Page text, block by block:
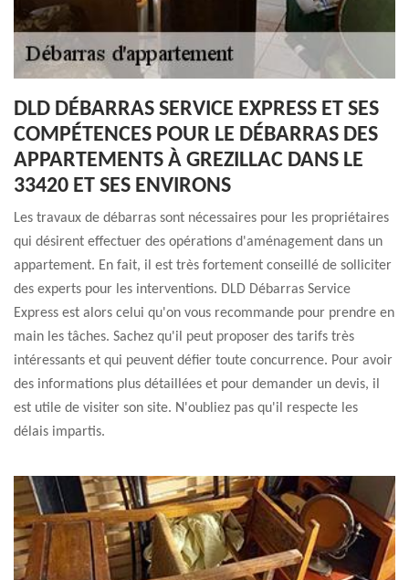
DLD DÉBARRAS SERVICE EXPRESS ET SES
COMPÉTENCES POUR LE DÉBARRAS DES
APPARTEMENTS À GREZILLAC DANS LE
33420 ET SES ENVIRONS
Les travaux de débarras sont nécessaires pour les propriétaires
qui désirent effectuer des opérations d'aménagement dans un
appartement. En fait, il est très fortement conseillé de solliciter
des experts pour les interventions. DLD Débarras Service
Express est alors celui qu'on vous recommande pour prendre en
main les tâches. Sachez qu'il peut proposer des tarifs très
intéressants et qui peuvent défier toute concurrence. Pour avoir
des informations plus détaillées et pour demander un devis, il
est utile de visiter son site. N'oubliez pas qu'il respecte les
délais impartis.